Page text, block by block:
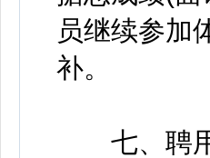
员继续参加
补。
七、聘用